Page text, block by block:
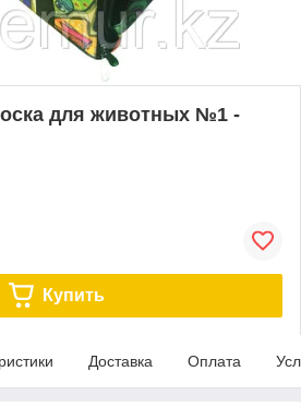
для животных №1 -
Купить
Доставка Оплата